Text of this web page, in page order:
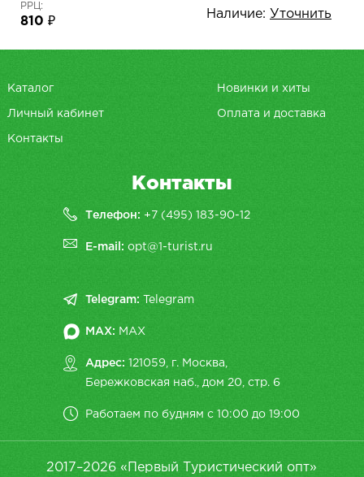
РРЦ:
810 ₽
Наличие: Уточнить
Каталог Новинки и хиты
Личный кабинет Оплата и доставка
Контакты
Контакты
Телефон: +7 (495) 183-90-12
E-mail:opt@1-turist.ru
Telegram: Telegram
MAX: MAX
Адрес: 121059, г. Москва,
Бережковская наб., дом 20, cтр. 6
Работаем по будням с 10:00 до 19:00
2017–2026 «Первый Туристический опт»